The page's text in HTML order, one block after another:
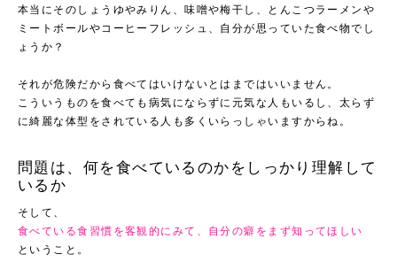
本当にそのしょうゆやみりん、味噌や梅干し、とんこつラーメンや
ミートボールやコーヒーフレッシュ、自分が思っていた食べ物でし
ょうか？
それが危険だから食べてはいけないとはまではいいません。
こういうものを食べても病気にならずに元気な人もいるし、太らず
に綺麗な体型をされている人も多くいらっしゃいますからね。
問題は、何を食べているのかをしっかり理解して
いるか
そして、
食べている食習慣を客観的にみて、自分の癖をまず知ってほしい
ということ。